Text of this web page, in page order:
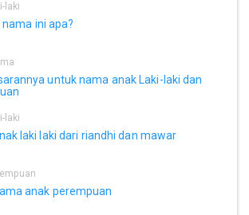
laki
ini apa?
untuk nama anak Laki-laki dan
laki
laki laki dari riandhi dan mawar
anak perempuan